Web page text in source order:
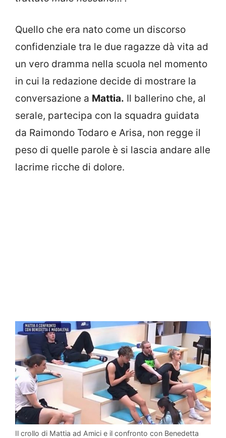
Quello che era nato come un discorso
confidenziale tra le due ragazze dà vita ad
un vero dramma nella scuola nel momento
in cui la redazione decide di mostrare la
conversazione a Mattia. Il ballerino che, al
serale, partecipa con la squadra guidata
da Raimondo Todaro e Arisa, non regge il
peso di quelle parole è si lascia andare alle
lacrime ricche di dolore.
Il crollo di Mattia ad Amici e il confronto con Benedetta